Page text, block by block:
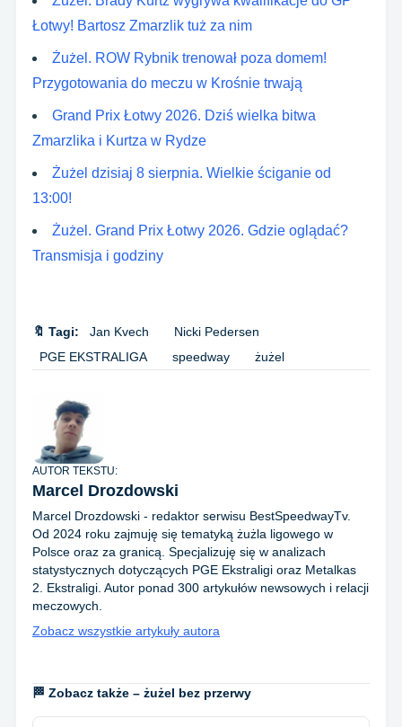
Łotwy! Bartosz Zmarzlik tuż za nim
Żużel. ROW Rybnik trenował poza domem!
Przygotowania do meczu w Krośnie trwają
Grand Prix Łotwy 2026. Dziś wielka bitwa
Zmarzlika i Kurtza w Rydze
Żużel dzisiaj 8 sierpnia. Wielkie ściganie od
13:00!
Żużel. Grand Prix Łotwy 2026. Gdzie oglądać?
Transmisja i godziny
🔖 Tagi: Jan Kvech
Nicki Pedersen
PGE EKSTRALIGA
speedway żużel
AUTOR TEKSTU:
Marcel Drozdowski
Marcel Drozdowski - redaktor serwisu BestSpeedwayTv.
Od 2024 roku zajmuję się tematyką żużla ligowego w
Polsce oraz za granicą. Specjalizuję się w analizach
statystycznych dotyczących PGE Ekstraligi oraz Metalkas
2. Ekstraligi. Autor ponad 300 artykułów newsowych i relacji
meczowych.
Zobacz wszystkie artykuły autora
🏁 Zobacz także – żużel bez przerwy